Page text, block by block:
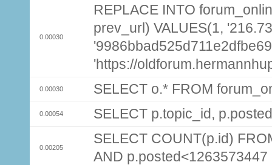
0.00030
REPLACE INTO
prev_url) VALUES(1,
'https://
0.00030 SELECT o.* FROM
0.00054 SELECT p.topic_id,
0.00205
SELECT COUNT(p.id)
AND p.posted<1263573447